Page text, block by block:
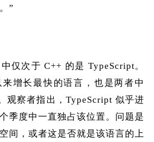
”
仅次于 C++ 的是 TypeScript。
增长最快的语言，也是两者中
观察者指出，TypeScript 似乎进
季度中一直独占该位置。问题是
间，或者这是否就是该语言的上